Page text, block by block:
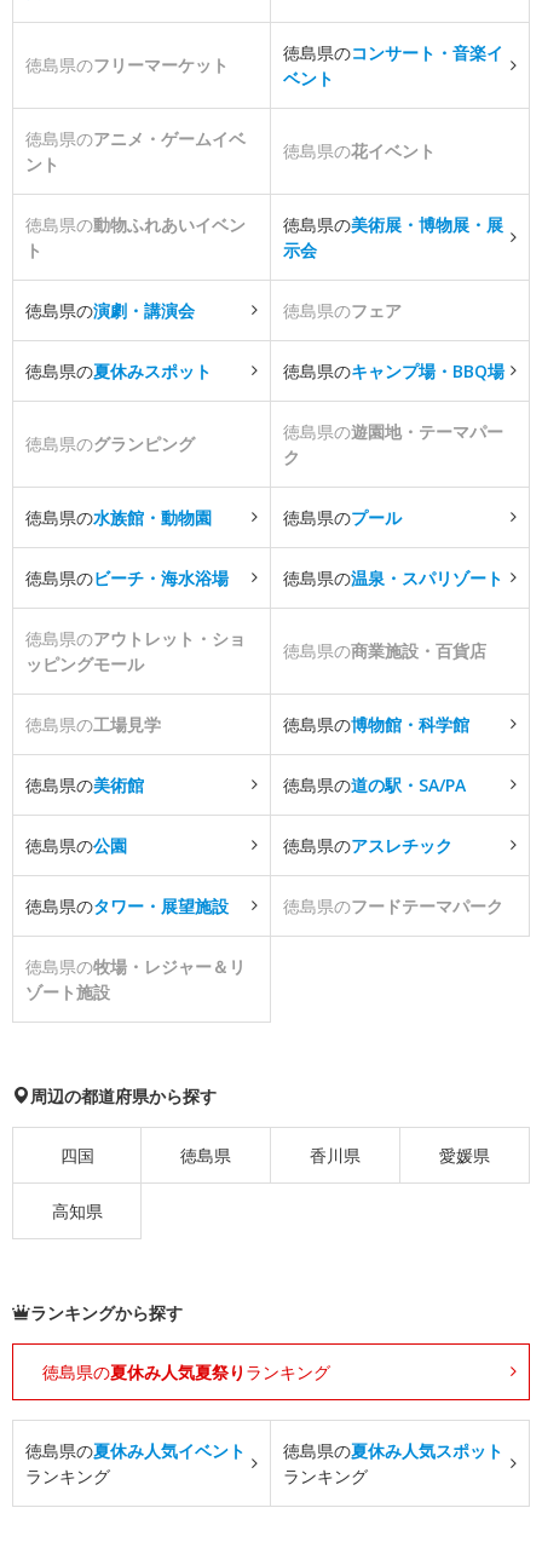
徳島県のフリーマーケット
徳島県のコンサート・音楽イ
ベント
徳島県のアニメ・ゲームイベ
ント
徳島県の花イベント
徳島県の動物ふれあいイベン
ト
徳島県の美術展・博物展・展
示会
徳島県の演劇・講演会 徳島県のフェア
徳島県の夏休みスポット 徳島県のキャンプ場・BBQ場
徳島県のグランピング
徳島県の遊園地・テーマパー
ク
徳島県の水族館・動物園 徳島県のプール
徳島県のビーチ・海水浴場 徳島県の温泉・スパリゾート
徳島県のアウトレット・ショ
ッピングモール
徳島県の商業施設・百貨店
徳島県の工場見学 徳島県の博物館・科学館
徳島県の美術館 徳島県の道の駅・SA/PA
徳島県の公園 徳島県のアスレチック
徳島県のタワー・展望施設 徳島県のフードテーマパーク
徳島県の牧場・レジャー＆リ
ゾート施設
周辺の都道府県から探す
四国 徳島県 香川県 愛媛県
高知県
ランキングから探す
徳島県の夏休み人気夏祭り ランキング
徳島県の夏休み人気イベント
ランキング
徳島県の夏休み人気スポット
ランキング